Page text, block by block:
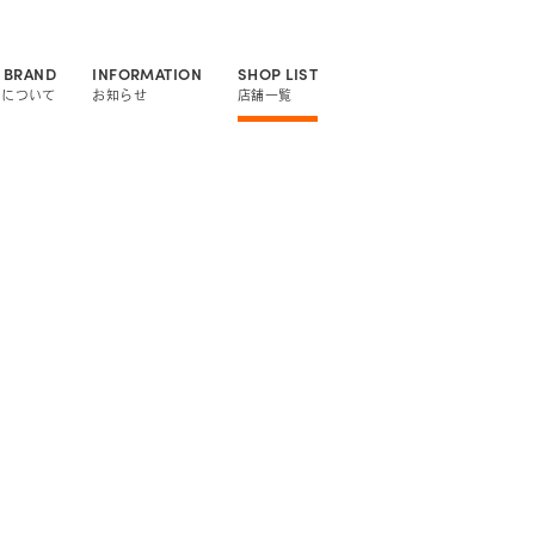
ついて
INFORMATION
お知らせ
SHOP LIST
店舗一覧